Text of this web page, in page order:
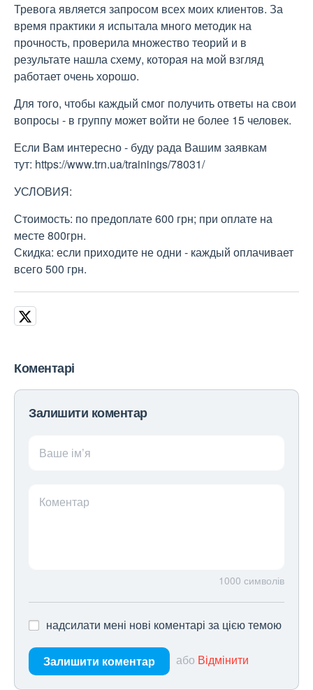
Тревога является запросом всех моих клиентов. За
время практики я испытала много методик на
прочность, проверила множество теорий и в
результате нашла схему, которая на мой взгляд
работает очень хорошо.
Для того, чтобы каждый смог получить ответы на свои
вопросы - в группу может войти не более 15 человек.
Если Вам интересно - буду рада Вашим заявкам
тут: https://www.trn.ua/trainings/78031/
УСЛОВИЯ:
Стоимость: по предоплате 600 грн; при оплате на
месте 800грн.
Скидка: если приходите не одни - каждый оплачивает
всего 500 грн.
Коментарі
Залишити коментар
Ваше ім’я
Коментар
1000 символів
надсилати мені нові коментарі за цією темою
Залишити коментар або Відмінити